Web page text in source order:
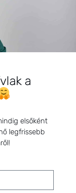
ciklus
a
ha már nincs
a
elsőként
legfrissebb